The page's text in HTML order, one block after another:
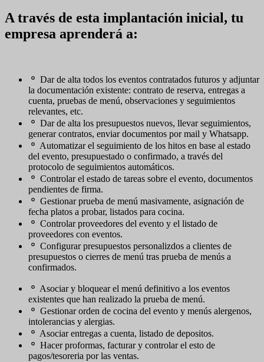
A través de esta implantación inicial, tu
empresa aprenderá a:
Dar de alta todos los eventos contratados futuros y adjuntar
la documentación existente: contrato de reserva, entregas a
cuenta, pruebas de menú, observaciones y seguimientos
relevantes, etc.
Dar de alta los presupuestos nuevos, llevar seguimientos,
generar contratos, enviar documentos por mail y Whatsapp.
Automatizar el seguimiento de los hitos en base al estado
del evento, presupuestado o confirmado, a través del
protocolo de seguimientos automáticos.
Controlar el estado de tareas sobre el evento, documentos
pendientes de firma.
Gestionar prueba de menú masivamente, asignación de
fecha platos a probar, listados para cocina.
Controlar proveedores del evento y el listado de
proveedores con eventos.
Configurar presupuestos personalizdos a clientes de
presupuestos o cierres de menú tras prueba de menús a
confirmados.
Asociar y bloquear el menú definitivo a los eventos
existentes que han realizado la prueba de menú.
Gestionar orden de cocina del evento y menús alergenos,
intolerancias y alergias.
Asociar entregas a cuenta, listado de depositos.
Hacer proformas, facturar y controlar el esto de
pagos/tesoreria por las ventas.